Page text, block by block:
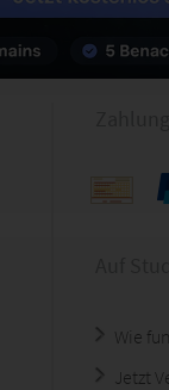
Wie
Jetzt